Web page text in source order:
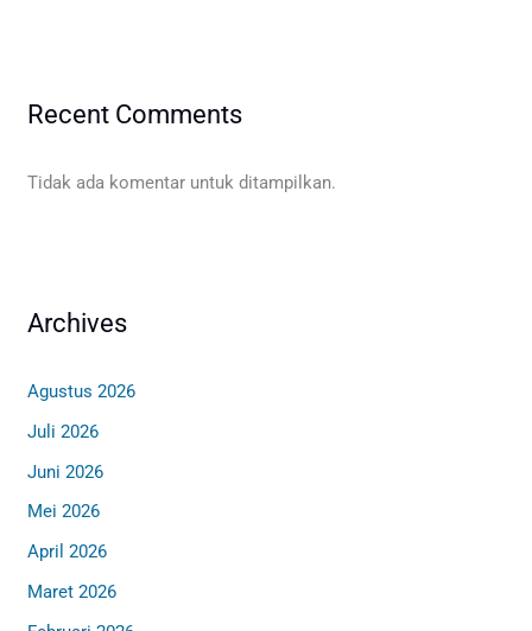
Recent Comments
Tidak ada komentar untuk ditampilkan.
Archives
Agustus 2026
Juli 2026
Juni 2026
Mei 2026
April 2026
Maret 2026